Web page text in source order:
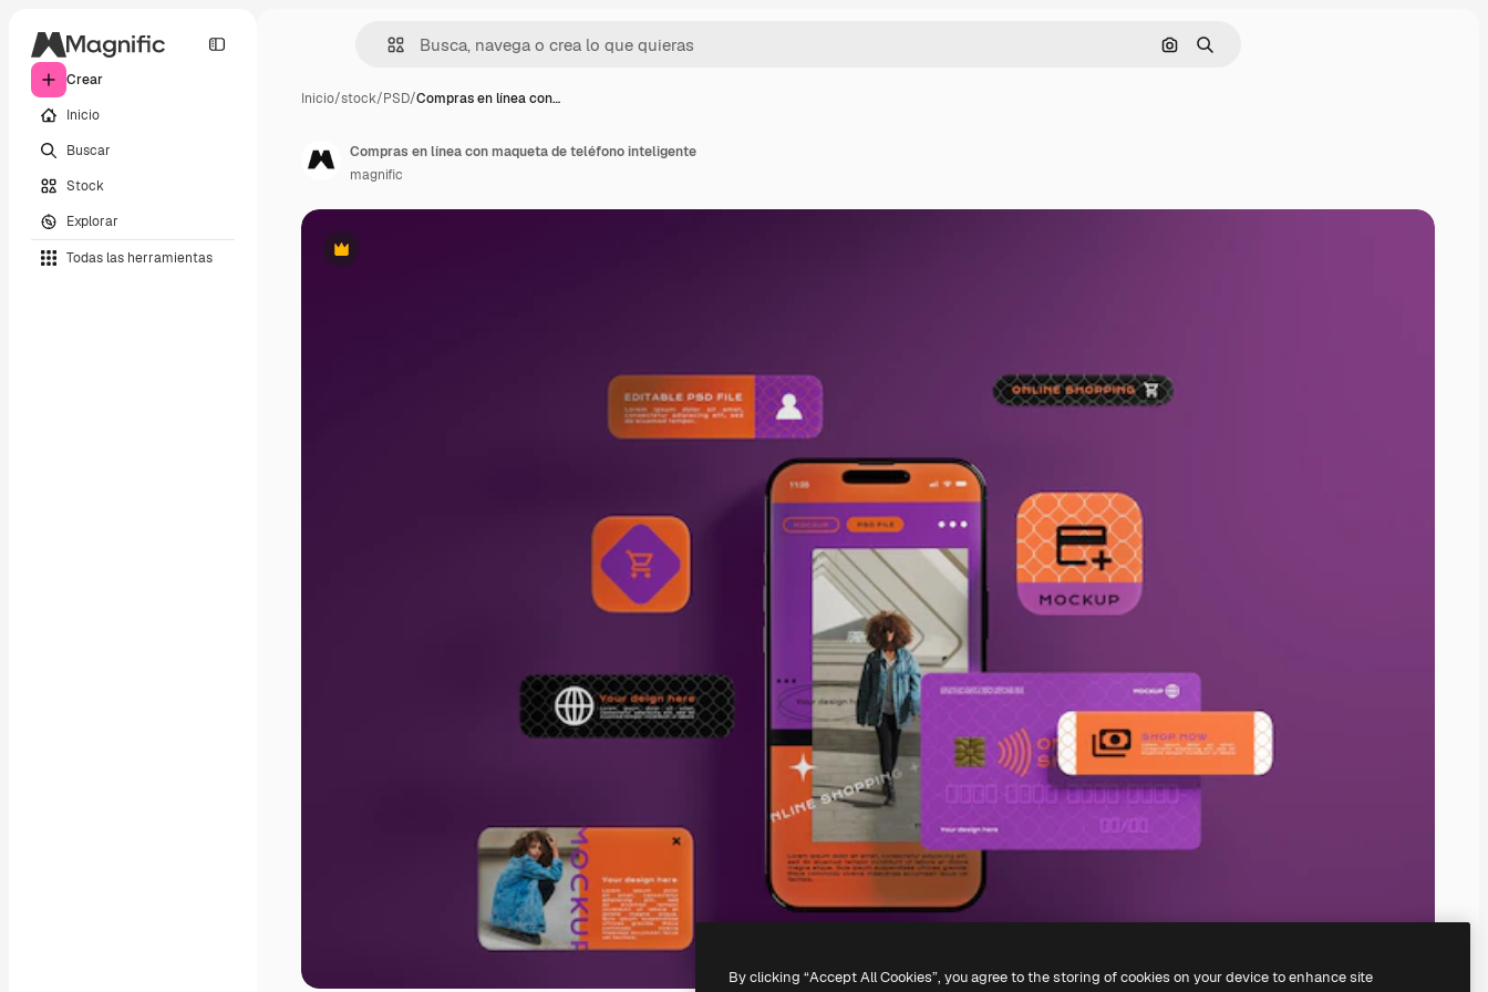
Crear
Inicio
Buscar
Stock
Explorar
Todas las herramientas
Buscar por imagen
Buscar
Inicio/stock/PSD/Compras en línea con…
Premium
Compras en línea con maqueta de teléfono inteligente
magnific
By clicking “Accept All Cookies”, you agree to the storing of cookies on your device to enhance site